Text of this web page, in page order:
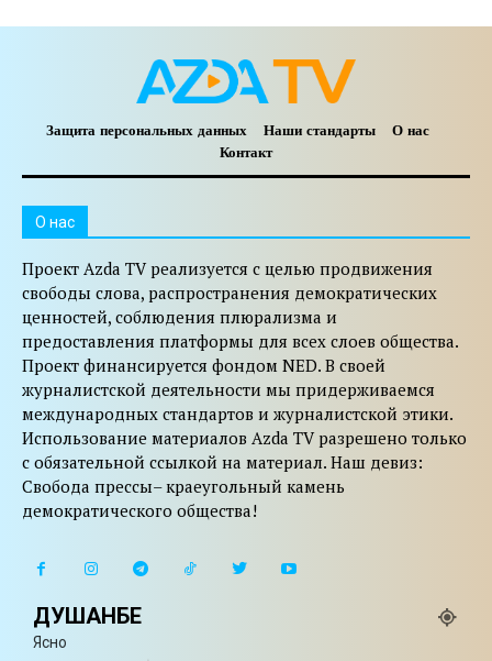
Защита персональных данных Наши стандарты
О нас
Контакт
O нас
Проект Azda TV реализуется с целью продвижения
свободы слова, распространения демократических
ценностей, соблюдения плюрализма и
предоставления платформы для всех слоев общества.
Проект финансируется фондом NED. В своей
журналистской деятельности мы придерживаемся
международных стандартов и журналистской этики.
Использование материалов Azda TV разрешено только
с обязательной ссылкой на материал. Наш девиз:
Свобода прессы– краеугольный камень
демократического общества!
ДУШАНБЕ
Ясно